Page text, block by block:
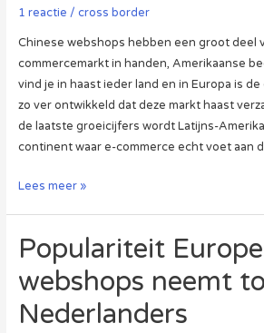
Aandeel
Blijft
Klein
1 reactie / cross border
Chinese webshops hebben een groot deel
commercemarkt in handen, Amerikaanse
vind je in haast ieder land en in Europa is
zo ver ontwikkeld dat deze markt haast
de laatste groeicijfers wordt Latijns-
continent waar e-commerce echt voet aan
Nergens
commerce
harder
dan
in
Lees meer »
Populariteit
webshops neemt
Nederlanders